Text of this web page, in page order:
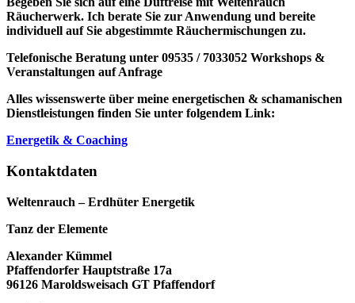
Räucherwerk. Ich berate Sie zur Anwendung und bereite
individuell auf Sie abgestimmte Räuchermischungen zu.
Telefonische Beratung unter 09535 / 7033052 Workshops &
Veranstaltungen auf Anfrage
Alles wissenswerte über meine energetischen & schamanischen
Dienstleistungen finden Sie unter folgendem Link:
Energetik & Coaching
Kontaktdaten
Weltenrauch – Erdhüter Energetik
Tanz der Elemente
Alexander Kümmel
Pfaffendorfer Hauptstraße 17a
96126 Maroldsweisach GT Pfaffendorf